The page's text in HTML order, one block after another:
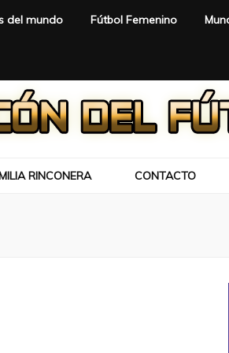
del mundo Fútbol Femenino
RINCONERA CONTACTO